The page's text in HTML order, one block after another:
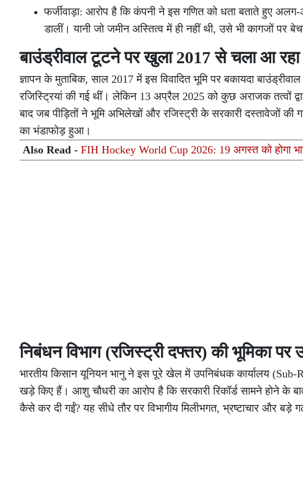
फर्जीवाड़ा: आरोप है कि कंपनी ने इस गणित को धता बताते हुए
डालीं। यानी जो जमीन अस्तित्व में ही नहीं थी, उसे भी कागजों पर
बाउंड्रीवाल टूटने पर खुला 2017 से चला आ रहा
ज्ञापन के मुताबिक, साल 2017 में इस विवादित भूमि पर बकायदा
रजिस्ट्रियां की गई थीं। लेकिन 13 अप्रैल 2025 को कुछ अराजक तत्वों
बाद जब पीड़ितों ने भूमि अभिलेखों और रजिस्ट्री के सरकारी दस्तावेजों
का भंडाफोड़ हुआ।
Also Read - FIH Hockey World Cup 2026: 19 अगस्त को होगा
निबंधन विभाग (रजिस्ट्री दफ्तर) की भूमिका पर
भारतीय किसान यूनियन भानु ने इस पूरे खेल में उपनिबंधक कार्यालय
खड़े किए हैं। आशु चौधरी का आरोप है कि सरकारी रिकॉर्ड सामने होने के
कैसे कर दी गईं? यह सीधे तौर पर विभागीय मिलीभगत, भ्रष्टाचार और बड़े